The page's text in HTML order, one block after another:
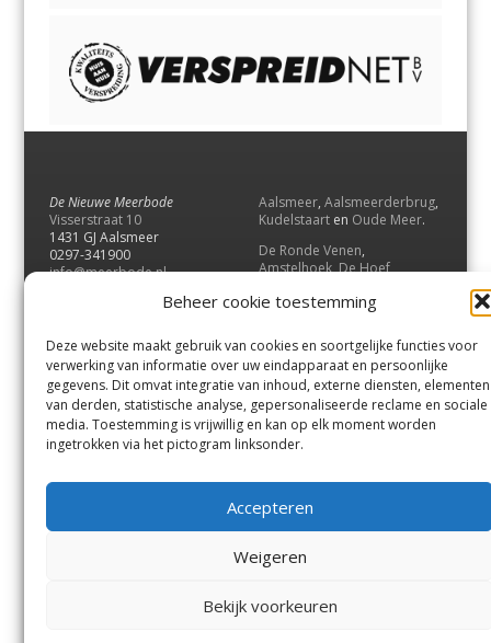
Beheer cookie toestemming
Deze website maakt gebruik van cookies en soortgelijke functies voor
verwerking van informatie over uw eindapparaat en persoonlijke
gegevens. Dit omvat integratie van inhoud, externe diensten, elementen
van derden, statistische analyse, gepersonaliseerde reclame en sociale
media. Toestemming is vrijwillig en kan op elk moment worden
ingetrokken via het pictogram linksonder.
Accepteren
Weigeren
Bekijk voorkeuren
De Nieuwe Meerbode
Visserstraat 10
1431 GJ Aalsmeer
0297-341900
info@meerbode.nl
Aalsmeer, Aalsmeerderbrug,
Kudelstaart en Oude Meer.
De Ronde Venen,
Amstelhoek,De Hoef,
Vrouwenakker,Waverveen
UithoornenDe Kwakel.
Contact
Andere uitgaven
Bezorgklacht
Vacatures
Voorwaarden
Privacyverklaring
De Ronde Venen